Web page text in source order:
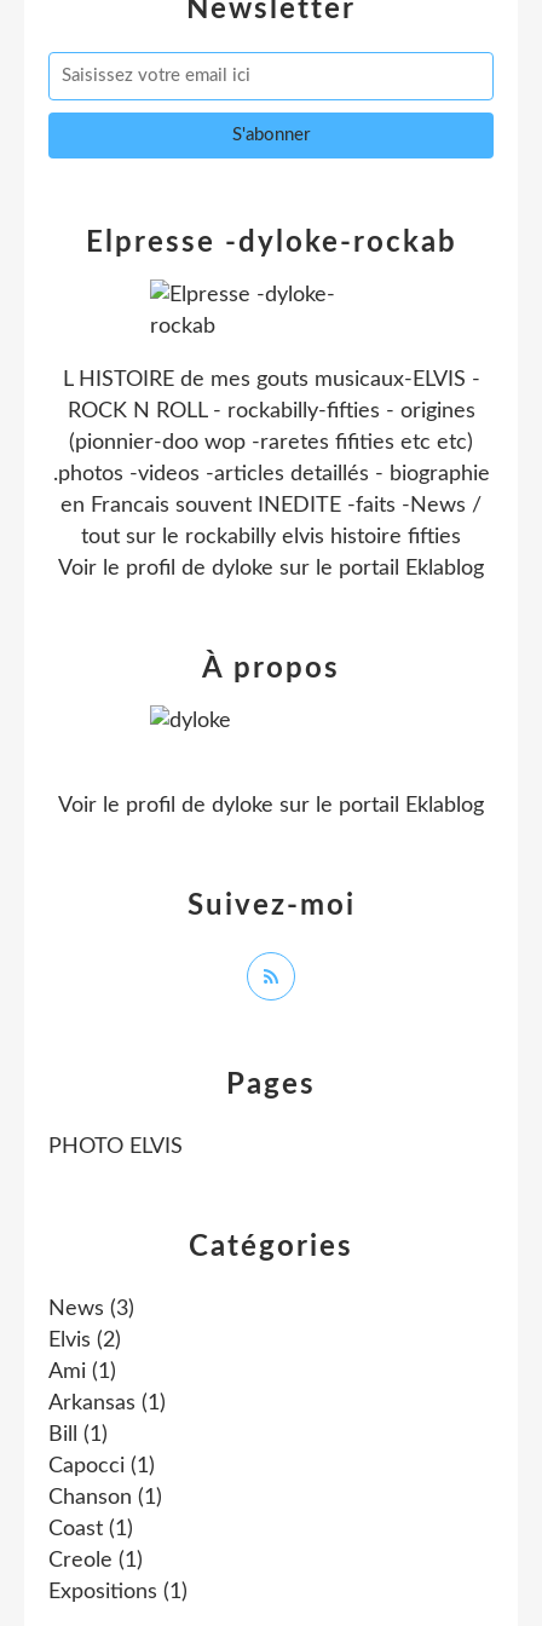
Newsletter
Catégories
News (3)
Elvis (2)
Ami (1)
Arkansas (1)
Bill
(1)
Capocci (1)
Chanson (1)
Coast (1)
Creole (1)
Expositions (1)
Pages
PHOTO ELVIS
Elpresse -dyloke-rockab
L HISTOIRE de mes gouts musicaux-ELVIS -
ROCK N ROLL - rockabilly-fifties - origines
(pionnier-doo wop -raretes fifities etc etc)
.photos -videos -articles detaillés - biographie
en Francais souvent INEDITE -faits -News /
tout sur le rockabilly elvis histoire fifties
Voir le profil de dyloke sur le portail Eklablog
Suivez-moi
À propos
Voir le profil de dyloke sur le portail Eklablog